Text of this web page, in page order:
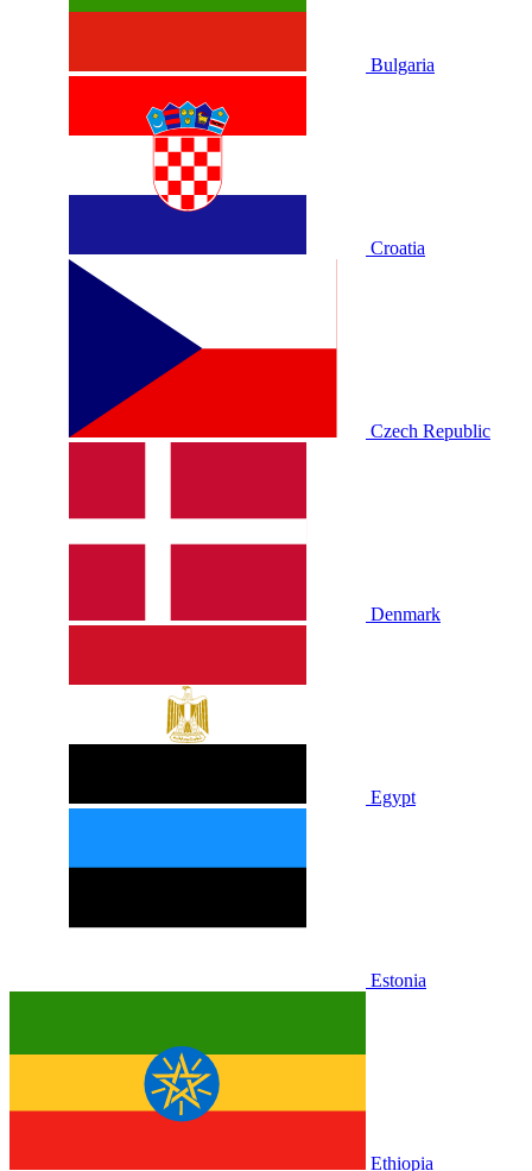
Bulgaria
Croatia
Czech Republic
Denmark
Egypt
Estonia
Ethiopia